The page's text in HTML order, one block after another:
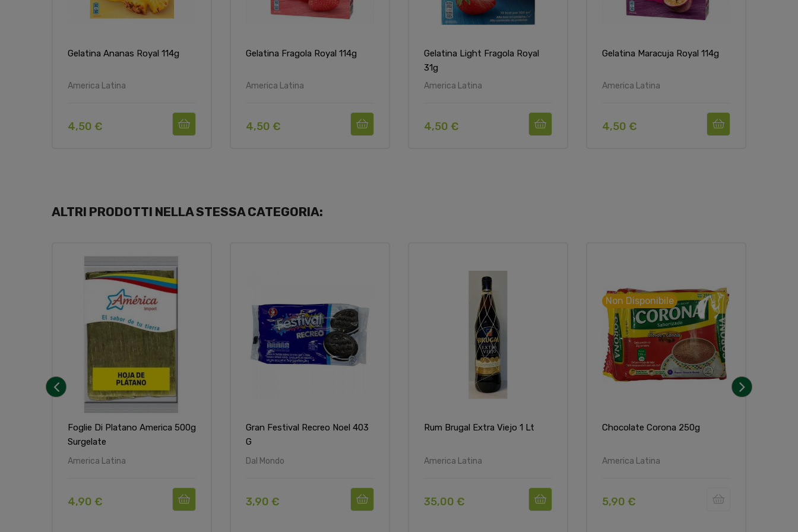
Gelatina Ananas Royal 114g
America Latina
4,50 €
Gelatina Fragola Royal 114g
America Latina
4,50 €
Gelatina Light Fragola Royal
31g
America Latina
4,50 €
Gelatina Maracuja Royal 114g
America Latina
4,50 €
ALTRI PRODOTTI NELLA STESSA CATEGORIA:
Foglie Di Platano America 500g
Surgelate
America Latina
4,90 €
Gran Festival Recreo Noel 403
G
Dal Mondo
3,90 €
Rum Brugal Extra Viejo 1 Lt
America Latina
35,00 €
Chocolate Corona 250g
America Latina
Non Disponibile
5,90 €